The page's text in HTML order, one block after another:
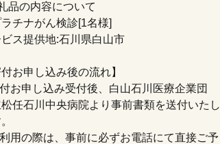
品の内容について
ラチナがん検診[1名様]
ス提供地:石川県白山市
付お申し込み後の流れ】
お申し込み受付後、白山石川医療企業団
任石川中央病院より事前書類を送付いたし
用の際は、事前に必ずお電話にて直接ご予